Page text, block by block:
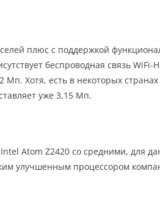
плюс с поддержкой
беспроводная связь WiFi-
Хотя, есть в некоторых
уже 3,15 Мп.
Аtоm Z2420 со средними, для
улучшенным процессором